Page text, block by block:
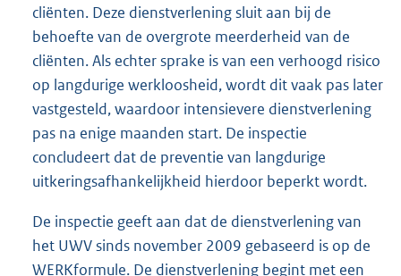
cliënten. Deze dienstverlening sluit aan bij de
behoefte van de overgrote meerderheid van de
cliënten. Als echter sprake is van een verhoogd risico
op langdurige werkloosheid, wordt dit vaak pas later
vastgesteld, waardoor intensievere dienstverlening
pas na enige maanden start. De inspectie
concludeert dat de preventie van langdurige
uitkeringsafhankelijkheid hierdoor beperkt wordt.
De inspectie geeft aan dat de dienstverlening van
het UWV sinds november 2009 gebaseerd is op de
WERKformule. De dienstverlening begint met een